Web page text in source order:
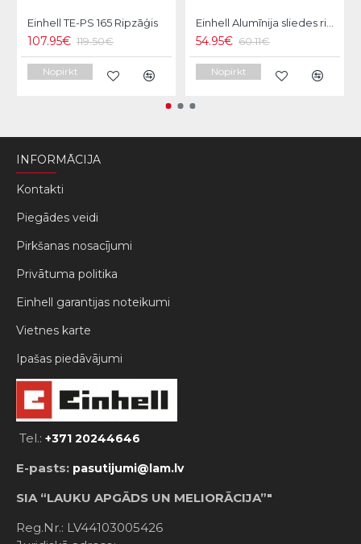
Einhell TE-PS 165 Ripzāģis
107.95€ 119.50€
Nopirkt
Einhell Alumīnija sliedes ripzāģim 2x1m
54.95€ 60.11€
Nopirkt
INFORMĀCIJA
Kontakti
Piegādes veidi
Pirkšanas nosacījumi
Privātuma politika
Einhell garantijas noteikumi
Vietnes karte
Ipašas piedāvājumi
Tel.: +371 20244646
E-pasts: pasutijumi@lam.lv
SIA “LAUKU APGĀDS UN MELIORĀCIJA”"
Reg.Nr.: LV44103005426